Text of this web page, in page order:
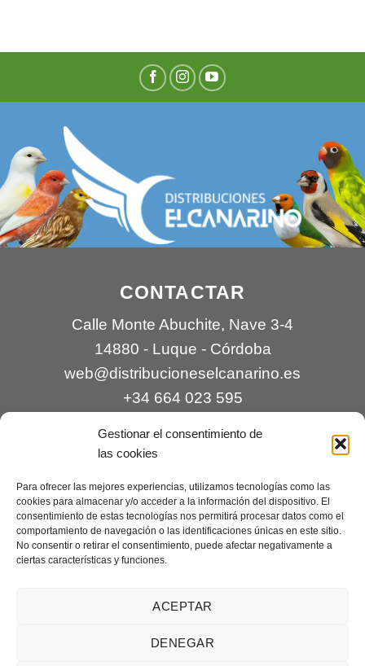
Gestionar el consentimiento de
las cookies
Para ofrecer las mejores experiencias, utilizamos tecnologías como las
cookies para almacenar y/o acceder a la información del dispositivo. El
consentimiento de estas tecnologías nos permitirá procesar datos como el
comportamiento de navegación o las identificaciones únicas en este sitio.
No consentir o retirar el consentimiento, puede afectar negativamente a
ciertas características y funciones.
ACEPTAR
DENEGAR
CONTACTAR
Calle Monte Abuchite, Nave 3-4
14880 - Luque - Córdoba
web@distribucioneselcanarino.es
+34 664 023 595
Contacto|Incidencias|Devoluciones |
Condiciones generales
Mantenimiento web a cargo deCreaciones Digitales – mantenimiento web